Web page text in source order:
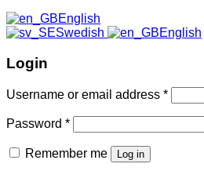
English
Swedish
English
Login
Username or email address *
Password *
Remember me Log in